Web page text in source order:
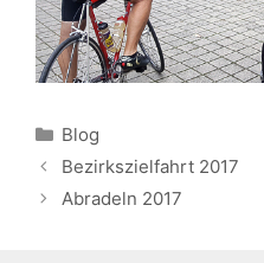
Kategorien
Blog
Bezirkszielfahrt 2017
Abradeln 2017